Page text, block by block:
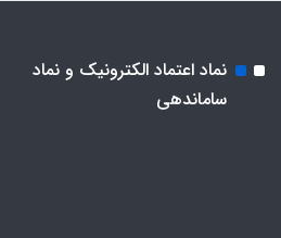
نماد اعتماد الکترونیک و نماد
ساماندهی